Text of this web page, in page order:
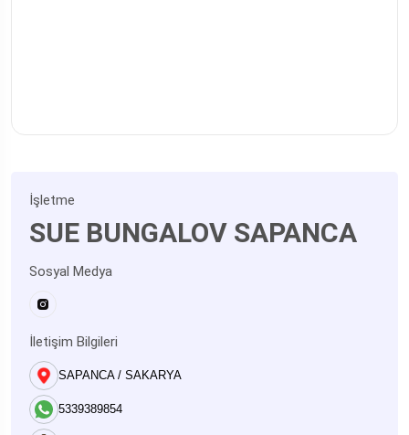
İşletme
SUE BUNGALOV SAPANCA
Sosyal Medya
İletişim Bilgileri
SAPANCA / SAKARYA
5339389854